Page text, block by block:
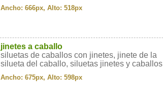
Ancho: 666px, Alto: 518px
jinetes a caballo
siluetas de caballos con jinetes, jinete de la
silueta del caballo, siluetas jinetes y caballos
Ancho: 675px, Alto: 598px